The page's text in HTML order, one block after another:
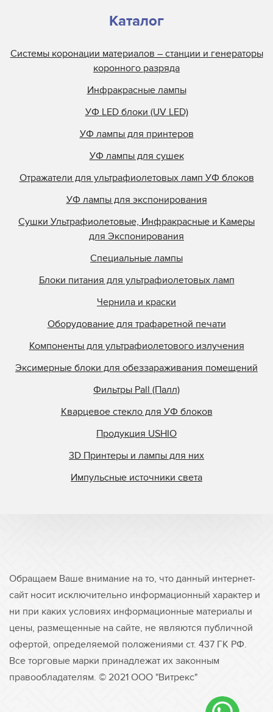
Каталог
Системы коронации материалов – станции и генераторы
коронного разряда
Инфракрасные лампы
УФ LED блоки (UV LED)
УФ лампы для принтеров
УФ лампы для сушек
Отражатели для ультрафиолетовых ламп УФ блоков
УФ лампы для экспонирования
Сушки Ультрафиолетовые, Инфракрасные и Камеры
для Экспонирования
Специальные лампы
Блоки питания для ультрафиолетовых ламп
Чернила и краски
Оборудование для трафаретной печати
Компоненты для ультрафиолетового излучения
Эксимерные блоки для обеззараживания помещений
Фильтры Pall (Палл)
Кварцевое стекло для УФ блоков
Продукция USHIO
3D Принтеры и лампы для них
Импульсные источники света
Обращаем Ваше внимание на то, что данный интернет-
сайт носит исключительно информационный характер и
ни при каких условиях информационные материалы и
цены, размещенные на сайте, не являются публичной
офертой, определяемой положениями ст. 437 ГК РФ.
Все торговые марки принадлежат их законным
правообладателям. © 2021 ООО "Витрекс"